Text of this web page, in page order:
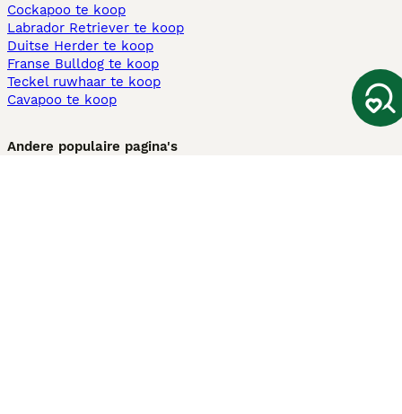
Cockapoo te koop
Labrador Retriever te koop
Duitse Herder te koop
Franse Bulldog te koop
Teckel ruwhaar te koop
Cavapoo te koop
Andere populaire pagina's